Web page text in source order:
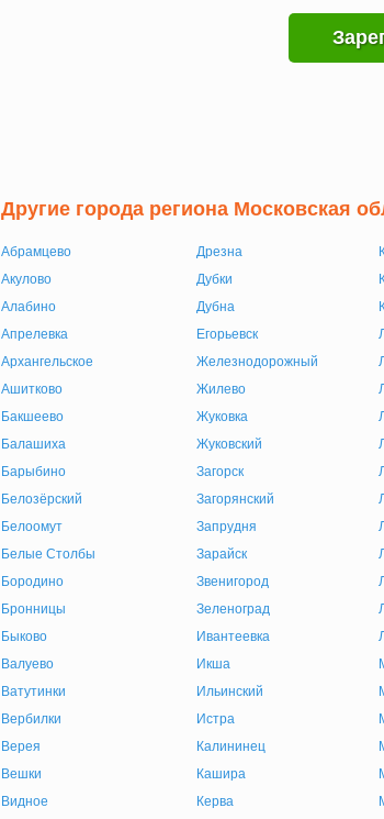
Другие города региона Московская
Абрамцево
Акулово
Алабино
Апрелевка
Архангельское
Ашитково
Бакшеево
Балашиха
Барыбино
Белозёрский
Белоомут
Белые Столбы
Бородино
Бронницы
Быково
Валуево
Ватутинки
Вербилки
Верея
Вешки
Видное
Дрезна
Дубки
Дубна
Егорьевск
Железнодорожный
Жилево
Жуковка
Жуковский
Загорск
Загорянский
Запрудня
Зарайск
Звенигород
Зеленоград
Ивантеевка
Икша
Ильинский
Истра
Калининец
Кашира
Керва